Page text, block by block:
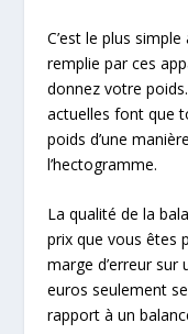
C’est le plus
remplie par ces
donnez votre
actuelles font que
poids d’une
l’hectogramme.
La qualité de la
prix que vous êtes
marge d’erreur sur
euros seulement
rapport à un